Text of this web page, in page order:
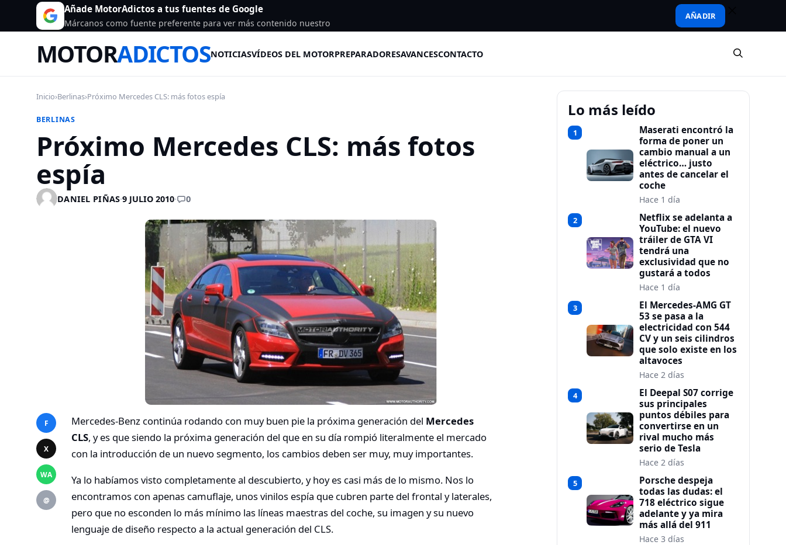
Añade MotorAdictos a tus fuentes de Google
Márcanos como fuente preferente para ver más contenido nuestro
AÑADIR
MOTORADICTOSNOTICIASVÍDEOS DEL MOTORPREPARADORESAVANCESCONTACTO
Inicio›Berlinas›Próximo Mercedes CLS: más fotos espía
BERLINAS
Próximo Mercedes CLS: más fotos
espía
DANIEL PIÑAS·9 JULIO 2010· 0
F
X
WA
@
Mercedes-Benz continúa rodando con muy buen pie la próxima generación del Mercedes
CLS, y es que siendo la próxima generación del que en su día rompió literalmente el mercado
con la introducción de un nuevo segmento, los cambios deben ser muy, muy importantes.
Ya lo habíamos visto completamente al descubierto, y hoy es casi más de lo mismo. Nos lo
encontramos con apenas camuflaje, unos vinilos espía que cubren parte del frontal y laterales,
pero que no esconden lo más mínimo las líneas maestras del coche, su imagen y su nuevo
lenguaje de diseño respecto a la actual generación del CLS.
Lo más leído
1
Maserati encontró la
forma de poner un
cambio manual a un
eléctrico… justo
antes de cancelar el
coche
Hace 1 día
2
Netflix se adelanta a
YouTube: el nuevo
tráiler de GTA VI
tendrá una
exclusividad que no
gustará a todos
Hace 1 día
3
El Mercedes-AMG GT
53 se pasa a la
electricidad con 544
CV y un seis cilindros
que solo existe en los
altavoces
Hace 2 días
4
El Deepal S07 corrige
sus principales
puntos débiles para
convertirse en un
rival mucho más
serio de Tesla
Hace 2 días
5
Porsche despeja
todas las dudas: el
718 eléctrico sigue
adelante y ya mira
más allá del 911
Hace 3 días